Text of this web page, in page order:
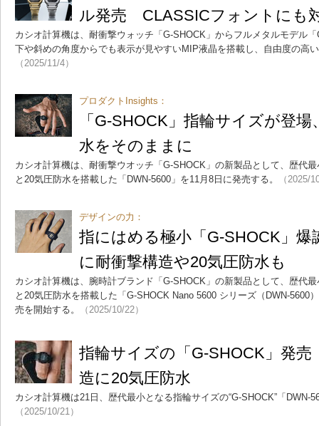
ル発売 CLASSICフォントにも
カシオ計算機は、耐衝撃ウォッチ「G-SHOCK」からフルメタルモデル
下や斜めの角度からでも表示が見やすいMIP液晶を搭載し、自由度の高
（2025/11/4）
プロダクトInsights：
「G-SHOCK」指輪サイズが登
水をそのままに
カシオ計算機は、耐衝撃ウオッチ「G-SHOCK」の新製品として、歴代
と20気圧防水を搭載した「DWN-5600」を11月8日に発売する。
（2025/
デザインの力：
指にはめる極小「G-SHOCK」
に耐衝撃構造や20気圧防水も
カシオ計算機は、腕時計ブランド「G-SHOCK」の新製品として、歴代
と20気圧防水を搭載した「G-SHOCK Nano 5600 シリーズ（DWN-5600
売を開始する。
（2025/10/22）
指輪サイズの「G-SHOCK」発
造に20気圧防水
カシオ計算機は21日、歴代最小となる指輪サイズの“G-SHOCK”「DWN-
（2025/10/21）